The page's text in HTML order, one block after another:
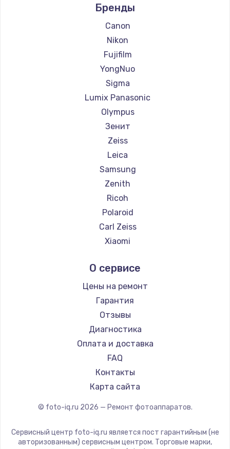
Ремонт фотоаппаратов Kodak
Ремонт фотоаппаратов Blackmagic
Бренды
Canon
Nikon
Fujifilm
YongNuo
Sigma
Lumix Panasonic
Olympus
Зенит
Zeiss
Leica
Samsung
Zenith
Ricoh
Polaroid
Carl Zeiss
Xiaomi
Kodak
Blackmagic
О сервисе
Цены на ремонт
Гарантия
Отзывы
Диагностика
Оплата и доставка
FAQ
Контакты
Карта сайта
© foto-iq.ru 2026 — Ремонт фотоаппаратов.
Сервисный центр foto-iq.ru является пост гарантийным (не
авторизованным) сервисным центром. Торговые марки,